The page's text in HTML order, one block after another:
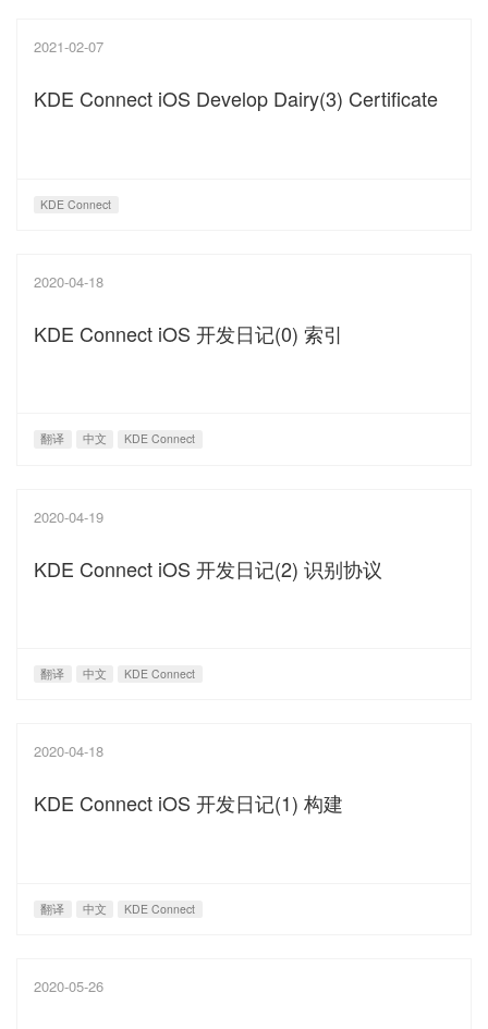
2021-02-07
KDE Connect iOS Develop Dairy(3) Certificate
KDE Connect
2020-04-18
KDE Connect iOS 开发日记(0) 索引
翻译 中文 KDE Connect
2020-04-19
KDE Connect iOS 开发日记(2) 识别协议
翻译 中文 KDE Connect
2020-04-18
KDE Connect iOS 开发日记(1) 构建
翻译 中文 KDE Connect
2020-05-26